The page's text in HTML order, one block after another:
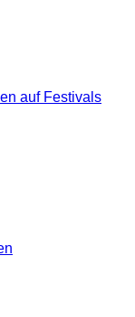
auf Festivals